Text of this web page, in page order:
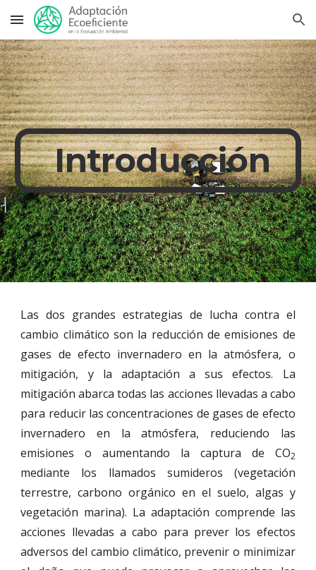
Skip to main content Skip to navigation
Introducción
Las dos grandes estrategias de lucha contra el
cambio climático son la reducción de emisiones de
gases de efecto invernadero en la atmósfera, o
mitigación, y la adaptación a sus efectos. La
mitigación abarca todas las acciones llevadas a cabo
para reducir las concentraciones de gases de efecto
invernadero en la atmósfera, reduciendo las
emisiones o aumentando la captura de CO2
mediante los llamados sumideros (vegetación
terrestre, carbono orgánico en el suelo, algas y
vegetación marina). La adaptación comprende las
acciones llevadas a cabo para prever los efectos
adversos del cambio climático, prevenir o minimizar